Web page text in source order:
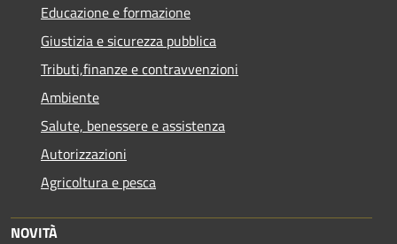
Educazione e formazione
Giustizia e sicurezza pubblica
Tributi,finanze e contravvenzioni
Ambiente
Salute, benessere e assistenza
Autorizzazioni
Agricoltura e pesca
NOVITÀ